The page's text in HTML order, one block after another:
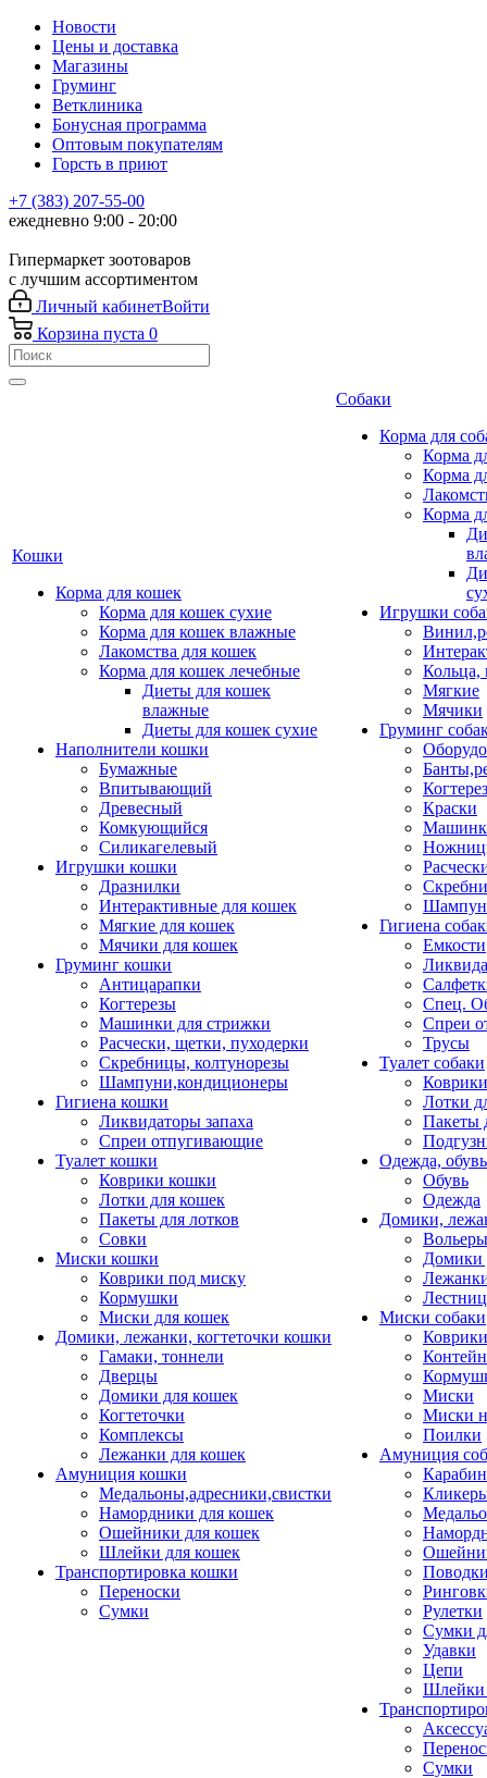
Новости
Цены и доставка
Магазины
Груминг
Ветклиника
Бонусная программа
Оптовым покупателям
Горсть в приют
+7 (383) 207-55-00
ежедневно 9:00 - 20:00
Гипермаркет зоотоваров
с лучшим ассортиментом
Личный кабинетВойти
Корзина пуста 0
Кошки
Корма для кошек
Корма для кошек сухие
Корма для кошек влажные
Лакомства для кошек
Корма для кошек лечебные
Диеты для кошек
влажные
Диеты для кошек сухие
Наполнители кошки
Бумажные
Впитывающий
Древесный
Комкующийся
Силикагелевый
Игрушки кошки
Дразнилки
Интерактивные для кошек
Мягкие для кошек
Мячики для кошек
Груминг кошки
Антицарапки
Когтерезы
Машинки для стрижки
Расчески, щетки, пуходерки
Скребницы, колтунорезы
Шампуни,кондиционеры
Гигиена кошки
Ликвидаторы запаха
Спреи отпугивающие
Туалет кошки
Коврики кошки
Лотки для кошек
Пакеты для лотков
Совки
Миски кошки
Коврики под миску
Кормушки
Миски для кошек
Домики, лежанки, когтеточки кошки
Гамаки, тоннели
Дверцы
Домики для кошек
Когтеточки
Комплексы
Лежанки для кошек
Амуниция кошки
Медальоны,адресники,свистки
Намордники для кошек
Ошейники для кошек
Шлейки для кошек
Транспортировка кошки
Переноски
Сумки
Собаки
Корма для
Корма
Корма
Корма
Игрушки
Кольца,
Мягкие
Мячики
Груминг
Краски
Гигиена
Емкости
Спец.
Спреи
Трусы
Туалет собаки
Коврики
Лотки
Пакеты
Одежда, обувь
Обувь
Одежда
Домики,
Домики
Миски собаки
Миски
Миски
Поилки
Амуниция
Рулетки
Сумки
Удавки
Цепи
Шлейки
Сумки